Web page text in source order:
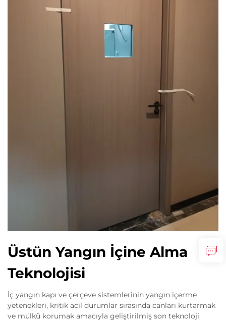
Üstün Yangın İçine Alma
Teknolojisi
İç yangın kapı ve çerçeve sistemlerinin yangın içerme
yetenekleri, kritik acil durumlar sırasında canları kurtarmak
ve mülkü korumak amacıyla geliştirilmiş son teknoloji